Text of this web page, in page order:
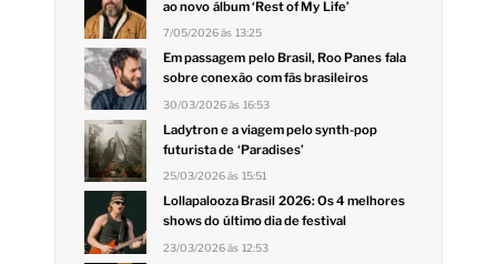
ao novo álbum ‘Rest of My Life’
7/05/2026 às 13:25
Em passagem pelo Brasil, Roo Panes fala
sobre conexão com fãs brasileiros
30/03/2026 às 16:53
Ladytron e a viagem pelo synth-pop
futurista de ‘Paradises’
25/03/2026 às 15:51
Lollapalooza Brasil 2026: Os 4 melhores
shows do último dia de festival
23/03/2026 às 12:53